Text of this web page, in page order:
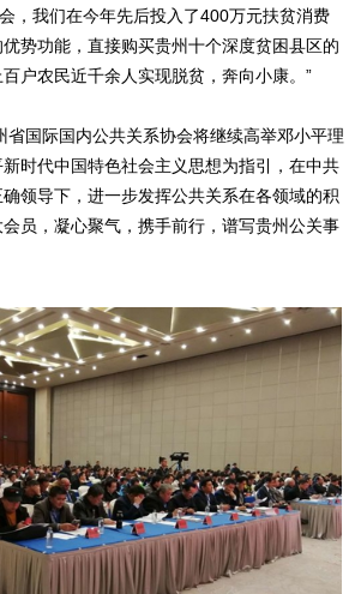
，我们在今年先后投入了400万元扶贫消费
势功能，直接购买贵州十个深度贫困县区的
户农民近千余人实现脱贫，奔向小康。”
省国际国内公共关系协会将继续高举邓小平理
时代中国特色社会主义思想为指引，在中共
领导下，进一步发挥公共关系在各领域的积
员，凝心聚气，携手前行，谱写贵州公关事